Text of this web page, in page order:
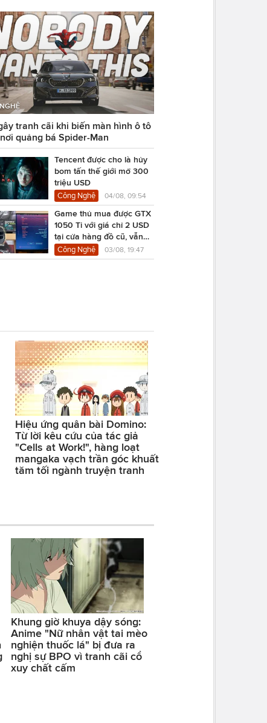
tranh cãi khi biến màn hình ô tô
quảng bá Spider-Man
Tencent được cho là hủy
bom tấn thế giới mở 300
triệu USD
Công Nghệ 04/08, 09:54
Game thủ mua được GTX
1050 Ti với giá chỉ 2 USD
tại cửa hàng đồ cũ, vẫn
chạy Cyberpunk 2077
Công Nghệ 03/08, 19:47
Hiệu ứng quân bài Domino:
Từ lời kêu cứu của tác giả
"Cells at Work!", hàng loạt
mangaka vạch trần góc khuất
tăm tối ngành truyện tranh
Khung giờ khuya dậy sóng:
Anime "Nữ nhân vật tai mèo
nghiện thuốc lá" bị đưa ra
nghị sự BPO vì tranh cãi cổ
xuy chất cấm